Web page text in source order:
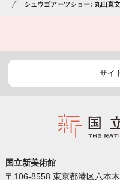
シュウゴアーツショー: 丸山直
サイ
国立新美術館
〒106-8558 東京都港区六本